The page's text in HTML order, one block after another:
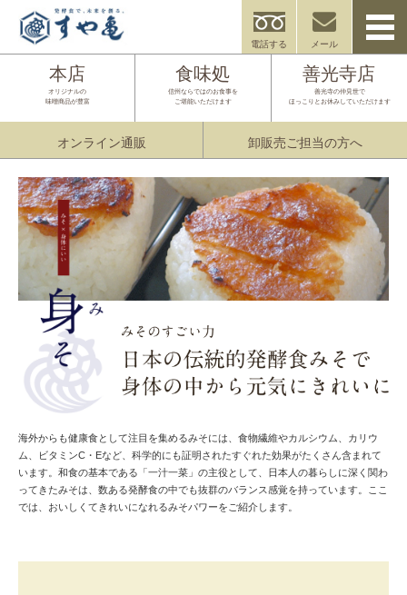
電話する メール
本店
オリジナルの
味噌商品が豊富
食味処
信州ならではのお食事を
ご堪能いただけます
善光寺店
善光寺の仲見世で
ほっこりとお休みしていただけます
オンライン通販 卸販売ご担当の方へ
海外からも健康食として注目を集めるみそには、食物繊維やカルシウム、カリウ
ム、ビタミンC・Eなど、科学的にも証明されたすぐれた効果がたくさん含まれて
います。和食の基本である「一汁一菜」の主役として、日本人の暮らしに深く関わ
ってきたみそは、数ある発酵食の中でも抜群のバランス感覚を持っています。ここ
では、おいしくてきれいになれるみそパワーをご紹介します。